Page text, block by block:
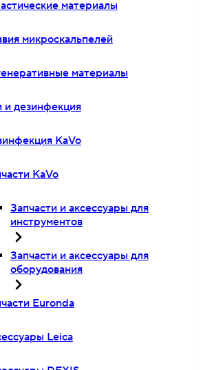
материалы
микроскальпелей
материалы
и дезинфекция
KaVo
KaVo
Запчасти и аксессуары для
инструментов
Запчасти и аксессуары для
оборудования
Euronda
Leica